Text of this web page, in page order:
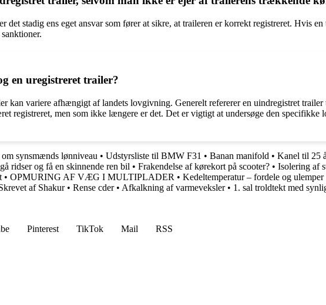
det stadig ens eget ansvar som fører at sikre, at traileren er korrekt registreret. Hvis
en uregistreret trailer?
kan variere afhængigt af landets lovgivning. Generelt refererer en uindregistret
registreret, men som ikke længere er det. Det er vigtigt at undersøge den
synsmænds lønniveau • Udstyrsliste til BMW F31 • Banan manifold • Kanel til 25
ridser og få en skinnende ren bil • Frakendelse af kørekort på scooter? • Isolering af
• OPMURING AF VÆG I MULTIPLADER • Kedeltemperatur – fordele og ulemper
af Shakur • Rense cder• Afkalkning af varmeveksler• 1. sal troldtekt med
Pinterest TikTok Mail
RSS